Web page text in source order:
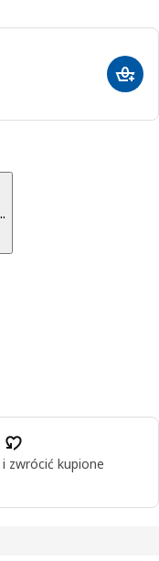
zwrócić kupione